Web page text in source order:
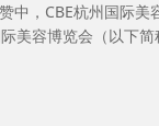
中，CBE杭州国际美
美容博览会（以下简